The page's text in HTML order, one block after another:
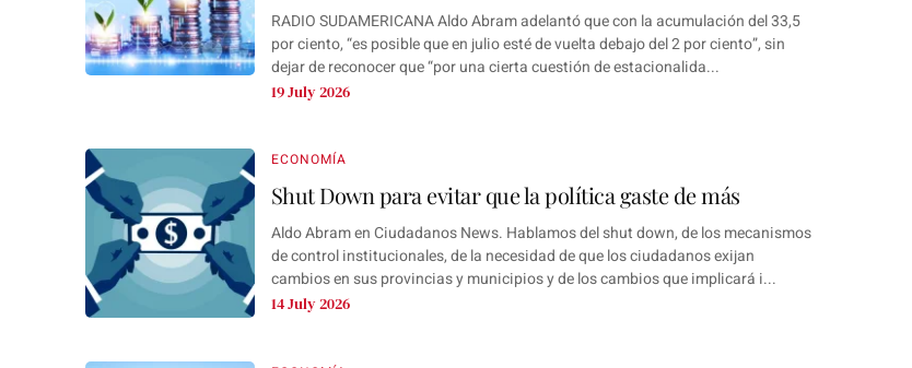
RADIO SUDAMERICANA Aldo Abram adelantó que con la acumulación del 33,5
por ciento, “es posible que en julio esté de vuelta debajo del 2 por ciento”, sin
dejar de reconocer que “por una cierta cuestión de estacionalida...
19 July 2026
ECONOMÍA
Shut Down para evitar que la política gaste de más
Aldo Abram en Ciudadanos News. Hablamos del shut down, de los mecanismos
de control institucionales, de la necesidad de que los ciudadanos exijan
cambios en sus provincias y municipios y de los cambios que implicará i...
14 July 2026